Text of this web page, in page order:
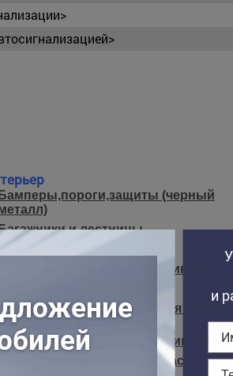
Бамперы,пороги,защиты (черный
и лестницы
Антикор, Антишум
Кунги, тенты, крышки для пикапов
Винил, Защитная пленка
Кенгурины, защиты, пороги
сталь, алюминий)
Внешние аксессуары из пластика